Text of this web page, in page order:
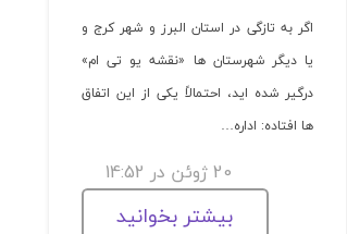
اگر به تازگی در استان البرز و شهر کرج و
یا دیگر شهرستان ها «نقشه یو تی ام»
درگیر شده اید، احتمالاً یکی از این اتفاق
ها افتاده: اداره…
20 ژوئن در 14:52
بیشتر بخوانید